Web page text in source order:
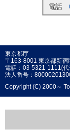
電話
東京都庁
〒163-8001 東京都新宿
電話：03-5321-1111(代
法人番号：
Copyright (C) 2000～